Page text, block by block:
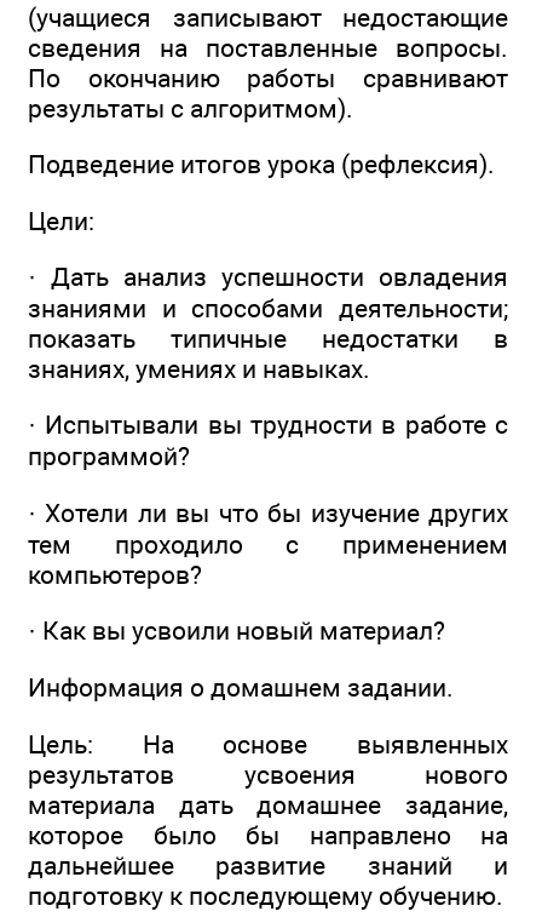
(учащиеся записывают недостающие
сведения на поставленные вопросы.
По окончанию работы сравнивают
результаты с алгоритмом).
Подведение итогов урока (рефлексия).
Цели:
· Дать анализ успешности овладения
знаниями и способами деятельности;
показать типичные недостатки в
знаниях, умениях и навыках.
· Испытывали вы трудности в работе с
программой?
· Хотели ли вы что бы изучение других
тем проходило с применением
компьютеров?
· Как вы усвоили новый материал?
Информация о домашнем задании.
Цель: На основе выявленных
результатов усвоения нового
материала дать домашнее задание,
которое было бы направлено на
дальнейшее развитие знаний и
подготовку к последующему обучению.